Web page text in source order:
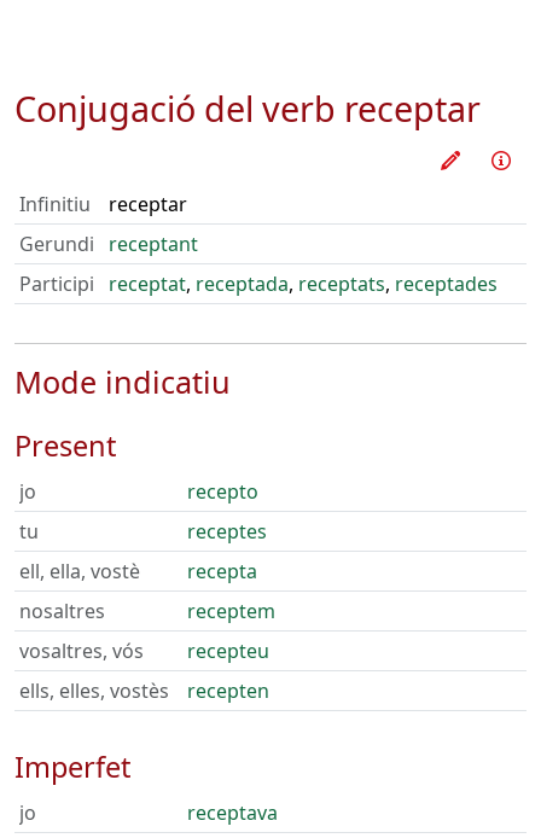
Conjugació del verb receptar
Infinitiu
receptar
Gerundi
receptant
Participi
receptat, receptada, receptats, receptades
Mode indicatiu
Present
jo
recepto
tu
receptes
ell, ella, vostè
recepta
nosaltres
receptem
vosaltres, vós
recepteu
ells, elles, vostès
recepten
Imperfet
jo
receptava